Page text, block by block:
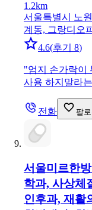
1.2km
서울특별시 노
계동, 그랑디오
4.6(후기 8)
"엄지 손가락이
사용 하지말라
전화 팔
서울미르한
학과, 사상체
인후과, 재활